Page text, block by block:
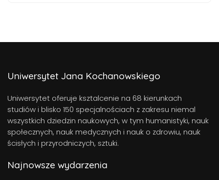
Uniwersytet Jana Kochanowskiego
Uniwersytet oferuje ksztalcenie na 68 kierunkach
studiów i blisko 150 specjalnościach z zakresu niemal
wszystkich dziedzin naukowych, w tym humanistyki, nauk
społecznych, nauk medycznych i nauk o zdrowiu, nauk
ścisłych i przyrodniczych, sztuki.
Najnowsze wydarzenia